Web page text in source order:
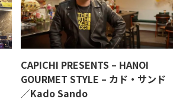
CAPICHI PRESENTS – HANOI
GOURMET STYLE – カド・サンド
／Kado Sando